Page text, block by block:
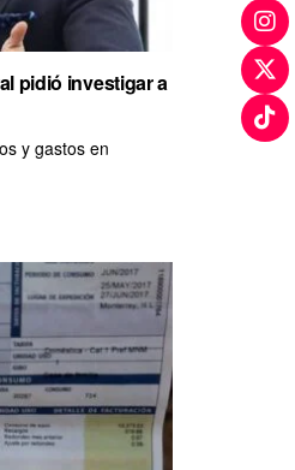
pidió investigar a
y gastos en